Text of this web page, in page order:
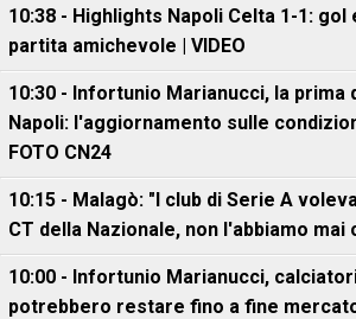
10:38 - Highlights Napoli Celta 1-1:
partita amichevole | VIDEO
10:30 - Infortunio Marianucci, la prima
Napoli: l'aggiornamento sulle
FOTO CN24
10:15 - Malagò: "I club di Serie A
CT della Nazionale, non l'abbiamo mai
10:00 - Infortunio Marianucci,
potrebbero restare fino a fine